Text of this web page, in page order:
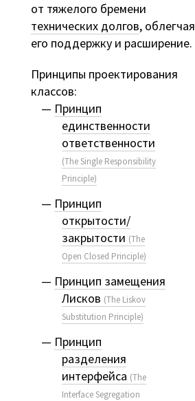
от тяжелого бремени
технических долгов, облегчая
его поддержку и расширение.
Принципы проектирования
классов:
Принцип
единственности
ответственности
(The Single Responsibility
Principle)
Принцип
открытости/
закрытости (The
Open Closed Principle)
Принцип замещения
Лисков (The Liskov
Substitution Principle)
Принцип
разделения
интерфейса (The
Interface Segregation